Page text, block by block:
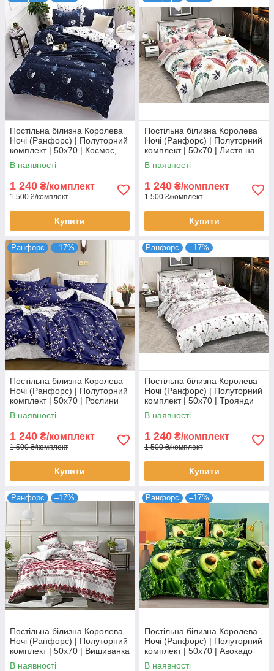
Постільна білизна Королева
Ночі (Ранфорс) | Полуторний
комплект | 50х70 | Космос,
планети, зірки на темно-
синьому
В наявності
1 240 ₴/комплект
1 500 ₴/комплект
Купити
Постільна білизна Королева
Ночі (Ранфорс) | Полуторний
комплект | 50х70 | Листя на
світлому та рожевому
В наявності
1 240 ₴/комплект
1 500 ₴/комплект
Купити
Ранфорс –17%
Постільна білизна Королева
Ночі (Ранфорс) | Полуторний
комплект | 50х70 | Рослини
на синьому
В наявності
1 240 ₴/комплект
1 500 ₴/комплект
Купити
Ранфорс –17%
Постільна білизна Королева
Ночі (Ранфорс) | Полуторний
комплект | 50х70 | Троянди
та орнамент на білому
В наявності
1 240 ₴/комплект
1 500 ₴/комплект
Купити
Ранфорс –17%
Постільна білизна Королева
Ночі (Ранфорс) | Полуторний
комплект | 50х70 | Вишиванка
В наявності
Ранфорс –17%
Постільна білизна Королева
Ночі (Ранфорс) | Полуторний
комплект | 50х70 | Авокадо
на зеленому
В наявності